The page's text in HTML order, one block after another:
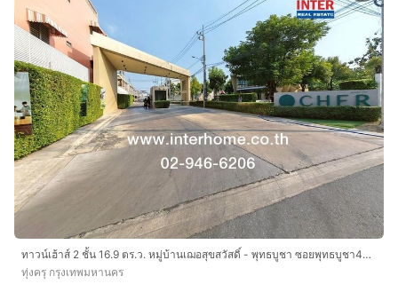
ทาวน์เฮ้าส์ 2 ชั้น 16.9 ตร.ว. หมู่บ้านเฌอสุขสวัสดิ์ - พุทธบูชา ซอยพุทธบูชา40 ถนนเพชรเกษม ถนนพุทธบูชา เขตทุ่งครุ กรุงเทพมหานคร
ทุ่งครุ กรุงเทพมหานคร